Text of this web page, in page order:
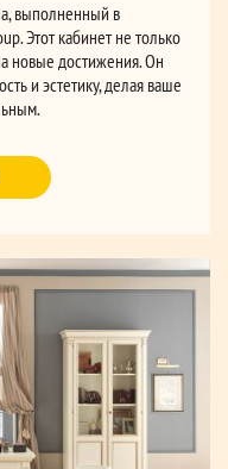
выполненный в
Этот кабинет не только
новые достижения. Он
и эстетику, делая ваше